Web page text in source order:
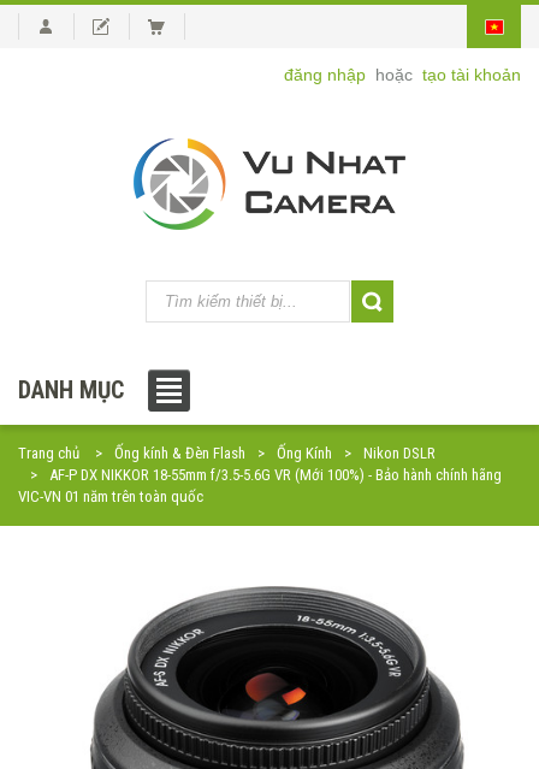
đăng nhập hoặc tạo tài khoản
DANH MỤC
Trang chủ Ống kính & Đèn Flash Ống Kính
Nikon DSLR
AF-P DX NIKKOR 18-55mm f/3.5-5.6G VR (Mới 100%) - Bảo hành chính hãng
VIC-VN 01 năm trên toàn quốc